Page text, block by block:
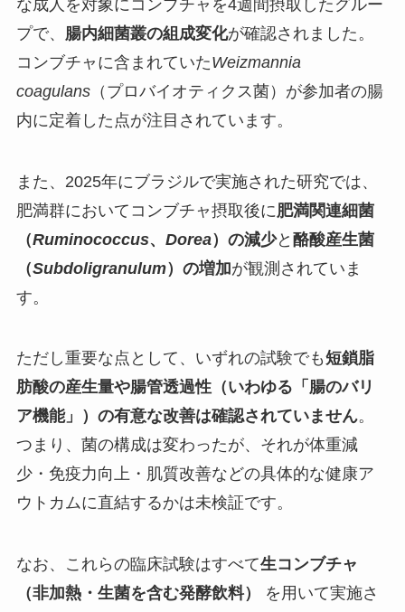
な成人を対象にコンブチャを4週間摂取したグルー
プで、 腸内細菌叢の組成変化が確認されました。
コンブチャに含まれていたWeizmannia
coagulans（プロバイオティクス菌）が参加者の腸
内に定着した点が注目されています。
また、2025年にブラジルで実施された研究では、
肥満群においてコンブチャ摂取後に肥満関連細菌
（Ruminococcus、 Dorea）の減少と 酪酸産生菌
（Subdoligranulum）の増加が観測されていま
す。
ただし重要な点として、いずれの試験でも短鎖脂
肪酸の産生量や腸管透過性（いわゆる「腸のバリ
ア機能」）の有意な改善は確認されていません。
つまり、菌の構成は変わったが、それが体重減
少・免疫力向上・肌質改善などの具体的な健康ア
ウトカムに直結するかは未検証です。
なお、これらの臨床試験はすべて生コンブチャ
（非加熱・生菌を含む発酵飲料）
を用いて実施さ